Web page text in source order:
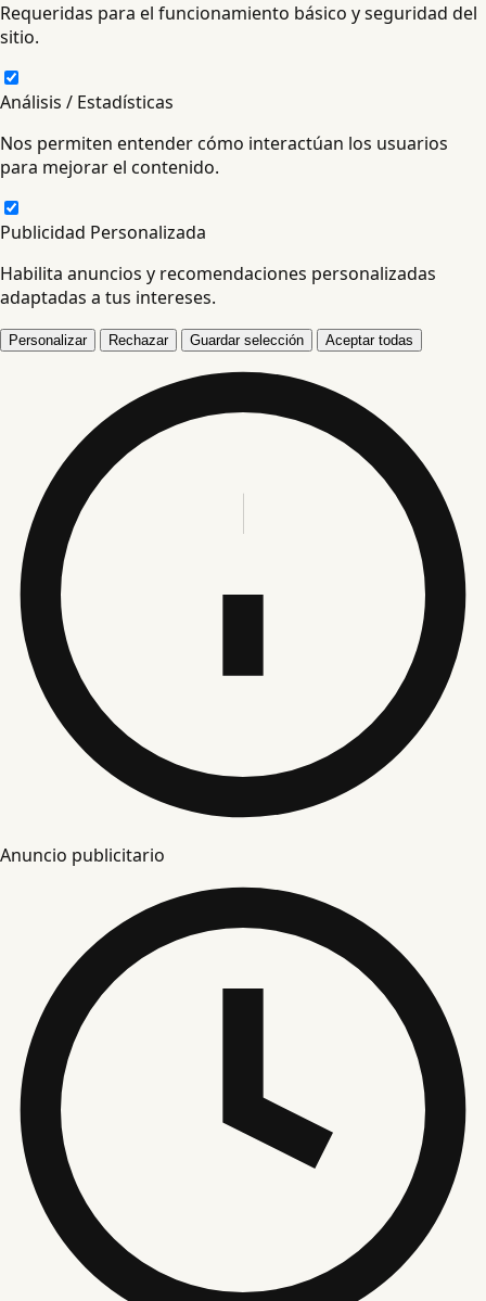
Requeridas para el funcionamiento básico y seguridad del
sitio.
Análisis / Estadísticas
Nos permiten entender cómo interactúan los usuarios
para mejorar el contenido.
Publicidad Personalizada
Habilita anuncios y recomendaciones personalizadas
adaptadas a tus intereses.
Personalizar Rechazar Guardar selección Aceptar todas
Anuncio publicitario